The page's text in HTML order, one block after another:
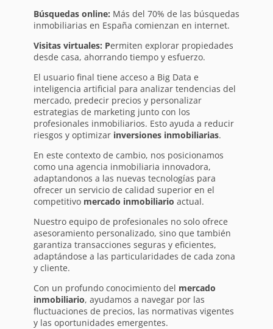
Búsquedas online: Más del 70% de las búsquedas
inmobiliarias en España comienzan en internet.
Visitas virtuales: Permiten explorar propiedades
desde casa, ahorrando tiempo y esfuerzo.
El usuario final tiene acceso a Big Data e
inteligencia artificial para analizar tendencias del
mercado, predecir precios y personalizar
estrategias de marketing junto con los
profesionales inmobiliarios. Esto ayuda a reducir
riesgos y optimizarinversiones inmobiliarias.
En este contexto de cambio, nos posicionamos
como una agencia inmobiliaria innovadora,
adaptandonos a las nuevas tecnologías para
ofrecer un servicio de calidad superior en el
competitivo mercado inmobiliario actual.
Nuestro equipo de profesionales no solo ofrece
asesoramiento personalizado, sino que también
garantiza transacciones seguras y eficientes,
adaptándose a las particularidades de cada zona
y cliente.
Con un profundo conocimiento del mercado
inmobiliario, ayudamos a navegar por las
fluctuaciones de precios, las normativas vigentes
y las oportunidades emergentes.